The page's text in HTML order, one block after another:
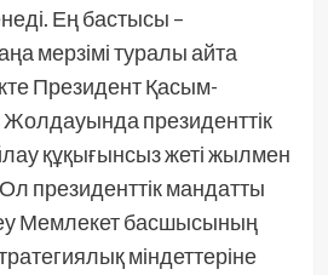
Ең бастысы –
мерзімі туралы айта
Президент Қасым-
президенттік
құқығынсыз жеті жылмен
президенттік мандатты
Мемлекет басшысының
міндеттеріне